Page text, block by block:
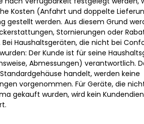
Kosten (Anfahrt und doppelte
gestellt werden. Aus diesem Grund
Stornierungen oder
Bei Haushaltsgeräten, die nicht bei
Der Kunde ist für seine
Abmessungen) verantwortlich.
handelt, werden keine
vorgenommen. Für Geräte, die
gekauft wurden, wird kein